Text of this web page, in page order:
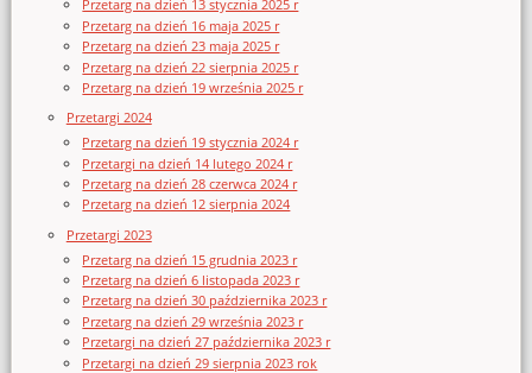
Przetarg na dzień 13 stycznia 2025 r
Przetarg na dzień 16 maja 2025 r
Przetarg na dzień 23 maja 2025 r
Przetarg na dzień 22 sierpnia 2025 r
Przetarg na dzień 19 września 2025 r
Przetargi 2024
Przetarg na dzień 19 stycznia 2024 r
Przetargi na dzień 14 lutego 2024 r
Przetarg na dzień 28 czerwca 2024 r
Przetarg na dzień 12 sierpnia 2024
Przetargi 2023
Przetarg na dzień 15 grudnia 2023 r
Przetarg na dzień 6 listopada 2023 r
Przetarg na dzień 30 października 2023 r
Przetarg na dzień 29 września 2023 r
Przetargi na dzień 27 października 2023 r
Przetargi na dzień 29 sierpnia 2023 rok